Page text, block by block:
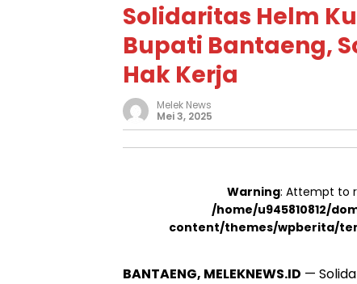
Solidaritas Helm
Bupati Bantaeng,
Hak Kerja
Melek News
Mei 3, 2025
Warning: Attempt to
/home/u945810812/
content/themes/wpberita/
BANTAENG, MELEKNEWS.ID —